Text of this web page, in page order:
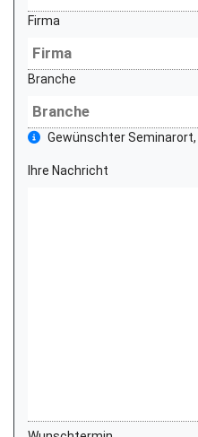
Firma
Branche
Gewünschter
Ihre Nachricht